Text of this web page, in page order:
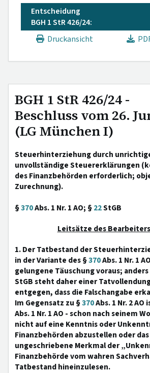
Entscheidung
BGH 1 StR 426/24:
Druckansicht
BGH 1 StR 426/24 -
Beschluss vom 26.
(LG München I)
Steuerhinterziehung durch
unvollständige Steuererklärungen
des Finanzbehörden erforderlich;
Zurechnung).
§370Abs. 1 Nr. 1 AO; §22StGB
Leitsätze des Bearbeiters
1. Der Tatbestand der
in der Variante des §370Abs. 1 Nr. 1
gelungene Täuschung voraus; anders
StGB steht daher einer
entgegen, dass die Falschangabe
Im Gegensatz zu §370Abs. 1 Nr. 2 AO
Abs. 1 Nr. 1 AO - schon nach seinem
nicht auf eine Kenntnis oder
Finanzbehörden abzustellen oder das
ungeschriebene Merkmal der
Finanzbehörde vom wahren
Tatbestand hineinzulesen.